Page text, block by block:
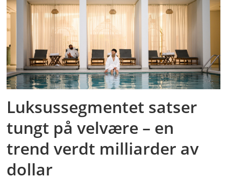
Luksussegmentet satser
tungt på velvære – en
trend verdt milliarder av
dollar